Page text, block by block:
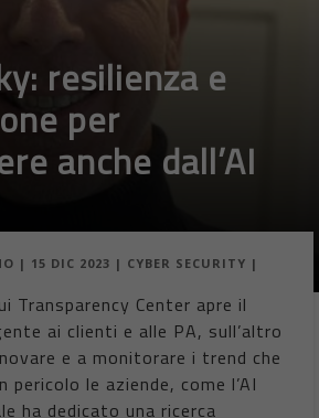
resilienza e
per
anche dall’AI
| 15 DIC 2023 | CYBER SECURITY |
Transparency Center apre il
ai clienti e alle PA, sull’altro
e a monitorare i trend che
le aziende, come l’AI
ha dedicato una ricerca